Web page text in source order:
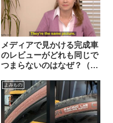
メディアで見かける完成車
のレビューがどれも同じで
つまらないのはなぜ？（海
よみもの